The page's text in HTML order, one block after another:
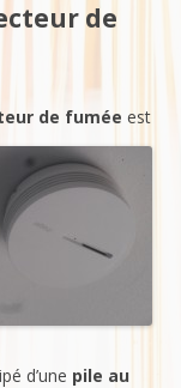
de
de fumée est
d’une pile au